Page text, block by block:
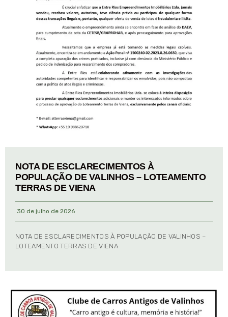
NOTA DE ESCLARECIMENTOS À
POPULAÇÃO DE VALINHOS – LOTEAMENTO
TERRAS DE VIENA
30 de julho de 2026
NOTA DE ESCLARECIMENTOS À POPULAÇÃO DE VALINHOS –
LOTEAMENTO TERRAS DE VIENA